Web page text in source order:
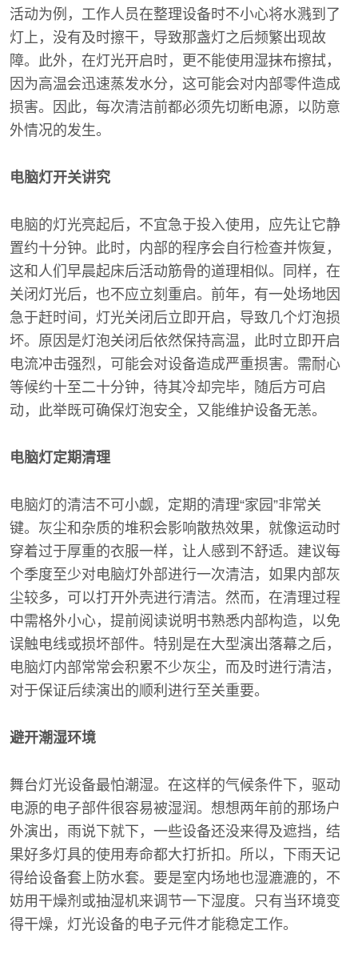
活动为例，工作人员在整理设备时不小心将水溅到了
灯上，没有及时擦干，导致那盏灯之后频繁出现故
障。此外，在灯光开启时，更不能使用湿抹布擦拭，
因为高温会迅速蒸发水分，这可能会对内部零件造成
损害。因此，每次清洁前都必须先切断电源，以防意
外情况的发生。
电脑灯开关讲究
电脑的灯光亮起后，不宜急于投入使用，应先让它静
置约十分钟。此时，内部的程序会自行检查并恢复，
这和人们早晨起床后活动筋骨的道理相似。同样，在
关闭灯光后，也不应立刻重启。前年，有一处场地因
急于赶时间，灯光关闭后立即开启，导致几个灯泡损
坏。原因是灯泡关闭后依然保持高温，此时立即开启
电流冲击强烈，可能会对设备造成严重损害。需耐心
等候约十至二十分钟，待其冷却完毕，随后方可启
动，此举既可确保灯泡安全，又能维护设备无恙。
电脑灯定期清理
电脑灯的清洁不可小觑，定期的清理“家园”非常关
键。灰尘和杂质的堆积会影响散热效果，就像运动时
穿着过于厚重的衣服一样，让人感到不舒适。建议每
个季度至少对电脑灯外部进行一次清洁，如果内部灰
尘较多，可以打开外壳进行清洁。然而，在清理过程
中需格外小心，提前阅读说明书熟悉内部构造，以免
误触电线或损坏部件。特别是在大型演出落幕之后，
电脑灯内部常常会积累不少灰尘，而及时进行清洁，
对于保证后续演出的顺利进行至关重要。
避开潮湿环境
舞台灯光设备最怕潮湿。在这样的气候条件下，驱动
电源的电子部件很容易被湿润。想想两年前的那场户
外演出，雨说下就下，一些设备还没来得及遮挡，结
果好多灯具的使用寿命都大打折扣。所以，下雨天记
得给设备套上防水套。要是室内场地也湿漉漉的，不
妨用干燥剂或抽湿机来调节一下湿度。只有当环境变
得干燥，灯光设备的电子元件才能稳定工作。